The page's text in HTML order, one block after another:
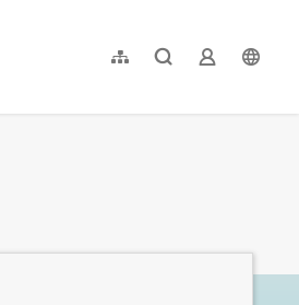
網站導覽全文檢索業者登入
简体中文